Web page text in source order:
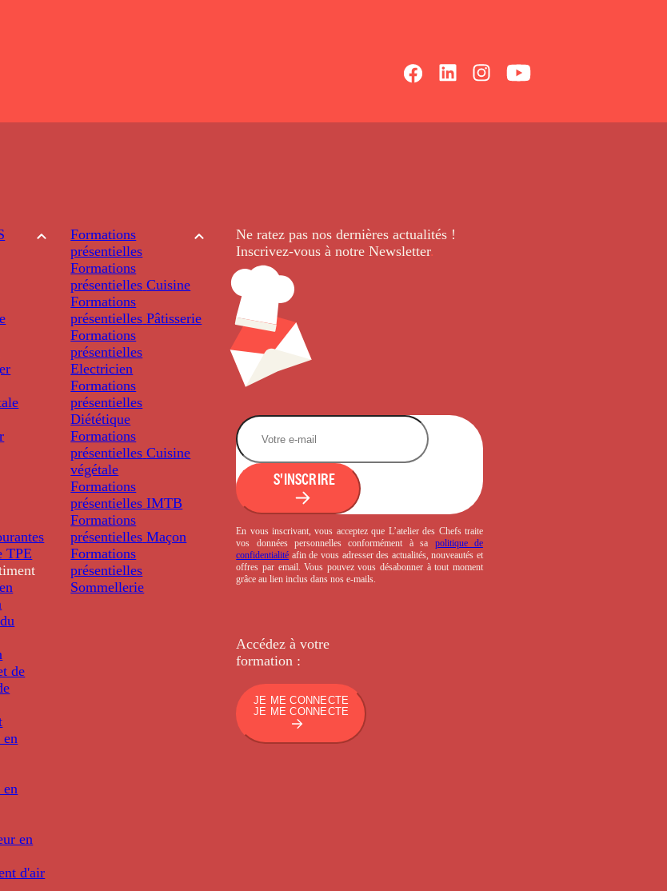
TPE
de
en
d'air
Formations
présentielles
Formations
présentielles Cuisine
Formations
présentielles Pâtisserie
Formations
présentielles
Electricien
Formations
présentielles
Diététique
Formations
présentielles Cuisine
végétale
Formations
présentielles IMTB
Formations
présentielles Maçon
Formations
présentielles
Sommellerie
Ne ratez pas nos dernièresactualités !
Inscrivez-vous à notre Newsletter.
S'INSCRIRE
En vous inscrivant, vous acceptez que L’atelier des Chefs traite
vos données personnelles conformément à sa politique de
confidentialité afin de vous adresser des actualités, nouveautés et
offres par email. Vous pouvez vous désabonner à tout moment
grâce au lien inclus dans nos e-mails.
Accédez à votre
formation :
JE ME CONNECTE
JE ME CONNECTE